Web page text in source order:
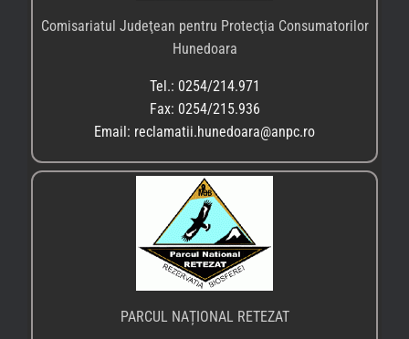
Comisariatul Judeţean pentru Protecţia Consumatorilor
Hunedoara
Tel.: 0254/214.971
Fax: 0254/215.936
Email: reclamatii.hunedoara@anpc.ro
PARCUL NAȚIONAL RETEZAT